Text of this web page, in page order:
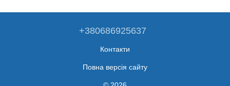
+380686925637
Контакти
Повна версія сайту